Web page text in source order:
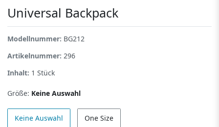
Universal Backpack
Modellnummer: BG212
Artikelnummer: 296
Inhalt: 1 Stück
Größe: Keine Auswahl
Keine Auswahl One Size